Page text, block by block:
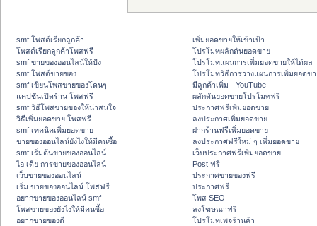
smf โพสต์เรียกลูกค้า
โพสต์เรียกลูกค้าโพสฟรี
smf ขายของออนไลน์ให้ปัง
smf โพสต์ขายของ
smf เขียนโพสขายของโดนๆ
แคปชั่นเปิดร้าน โพสฟรี
smf วิธีโพสขายของให้น่าสนใจ
วิธีเพิ่มยอดขาย โพสฟรี
smf เทคนิคเพิ่มยอดขาย
ขายของออนไลน์ยังไงให้มีคนซื้อ
smf เริ่มต้นขายของออนไลน์
ไอ เดีย การขายของออนไลน์
เว็บขายของออนไลน์
เริ่ม ขายของออนไลน์ โพสฟรี
อยากขายของออนไลน์ smf
โพสขายของยังไงให้มีคนซื้อ
อยากขายของดี
เพิ่มยอดขายให้เข้าเป้า
โปรโมทผลักดันยอดขาย
โปรโมทแผนการเพิ่มยอดขายให้ได้ผล
โปรโมทวิธีการวางแผนการเพิ่มยอดข
มีลูกค้าเพิ่ม - YouTube
ผลักดันยอดขายโปรโมทฟรี
ประกาศฟรีเพิ่มยอดขาย
ลงประกาศเพิ่มยอดขาย
ฝากร้านฟรีเพิ่มยอดขาย
ลงประกาศฟรีใหม่ ๆ เพิ่มยอดขาย
เว็บประกาศฟรีเพิ่มยอดขาย
Post ฟรี
ประกาศขายของฟรี
ประกาศฟรี
โพส SEO
ลงโฆษณาฟรี
โปรโมทเพจร้านค้า